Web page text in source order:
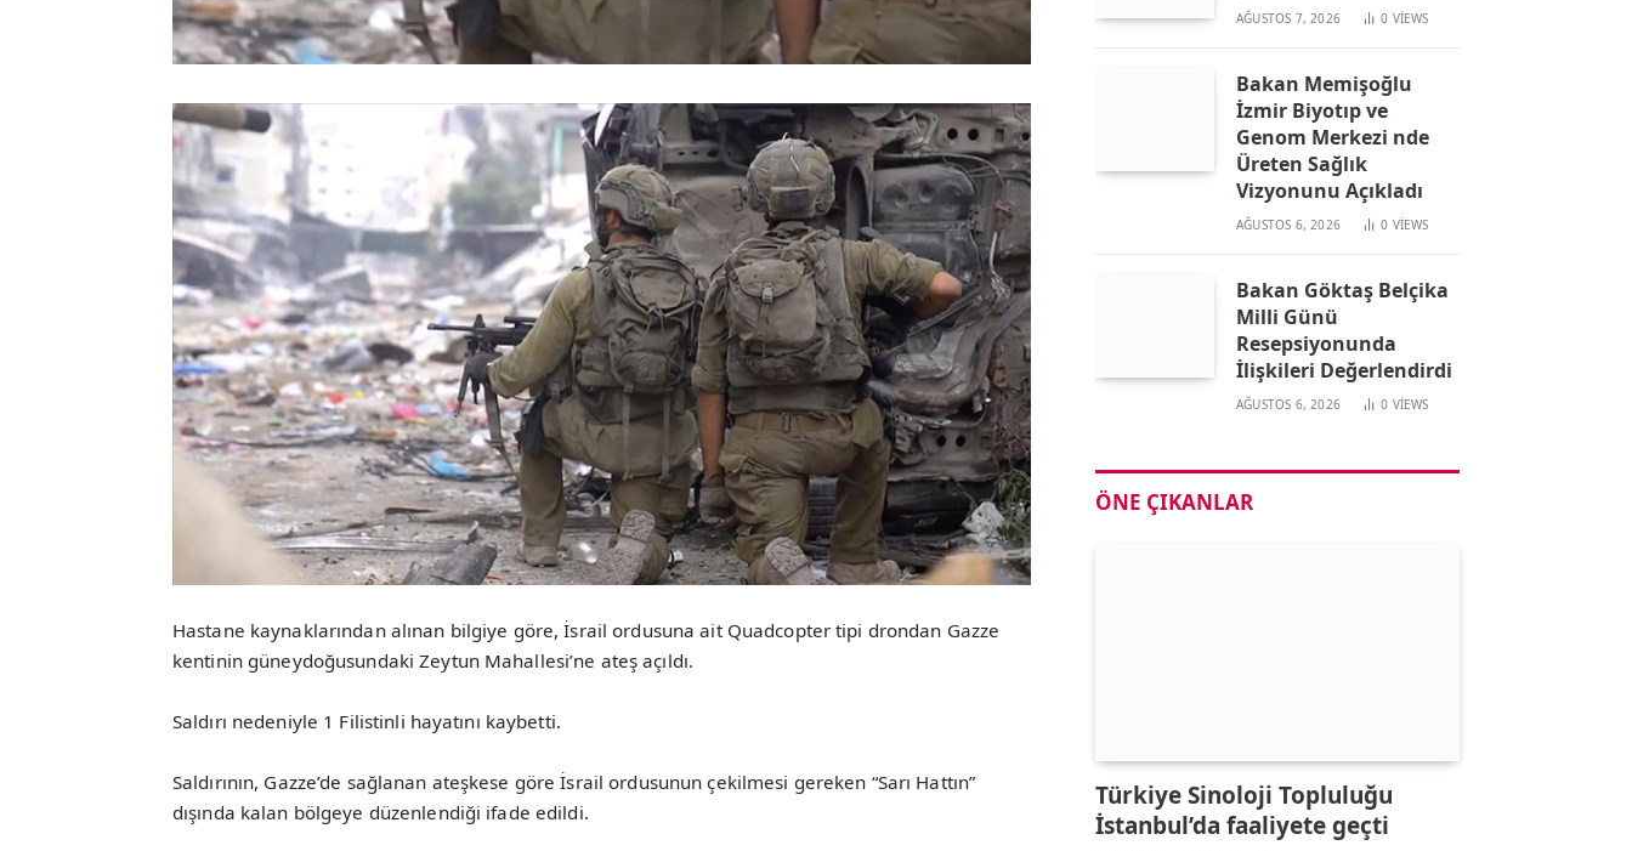
Hastane kaynaklarından alınan bilgiye göre, İsrail ordusuna ait Quadcopter tipi drondan Gazze
kentinin güneydoğusundaki Zeytun Mahallesi’ne ateş açıldı.
Saldırı nedeniyle 1 Filistinli hayatını kaybetti.
Saldırının, Gazze’de sağlanan ateşkese göre İsrail ordusunun çekilmesi gereken “Sarı Hattın”
dışında kalan bölgeye düzenlendiği ifade edildi.
AĞUSTOS 7, 2026 0 VIEWS
Bakan Memişoğlu
İzmir Biyotıp ve
Genom Merkezi nde
Üreten Sağlık
Vizyonunu Açıkladı
AĞUSTOS 6, 2026 0 VIEWS
Bakan Göktaş Belçika
Milli Günü
Resepsiyonunda
İlişkileri Değerlendirdi
AĞUSTOS 6, 2026 0 VIEWS
ÖNE ÇIKANLAR
Türkiye Sinoloji Topluluğu
İstanbul’da faaliyete geçti